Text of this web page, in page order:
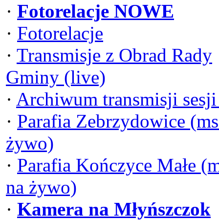
· Fotorelacje NOWE
· Fotorelacje
· Transmisje z Obrad Rady
Gminy (live)
· Archiwum transmisji
· Parafia Zebrzydowice
żywo)
· Parafia Kończyce Małe
na żywo)
· Kamera na Młyńszczok